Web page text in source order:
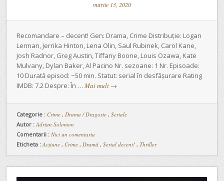
martie 13, 2020
Recomandare – decent! Gen: Drama, Crime Distribuție: Logan
Lerman, Jerrika Hinton, Lena Olin, Saul Rubinek, Carol Kane,
Josh Radnor, Greg Austin, Tiffany Boone, Louis Ozawa, Kate
Mulvany, Dylan Baker, Al Pacino Nr. sezoane: 1 Nr. Episoade:
10 Durată episod: ~50 min. Statut: serial în desfășurare Rating
IMDB: 7.2 Despre: În … Mai mult →
Categorie : Crime , Drama / Dragoste , Seriale
Autor : Adrian Solomon
Comentarii : Nici un comentariu
Eticheta : Acțiune , Crime , Dramă , Serial decent! , Thriller